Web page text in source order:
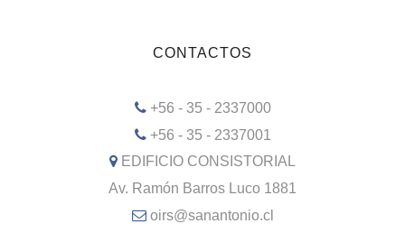
CONTACTOS
+56 - 35 - 2337000
+56 - 35 - 2337001
EDIFICIO CONSISTORIAL
Av. Ramón Barros Luco 1881
oirs@sanantonio.cl